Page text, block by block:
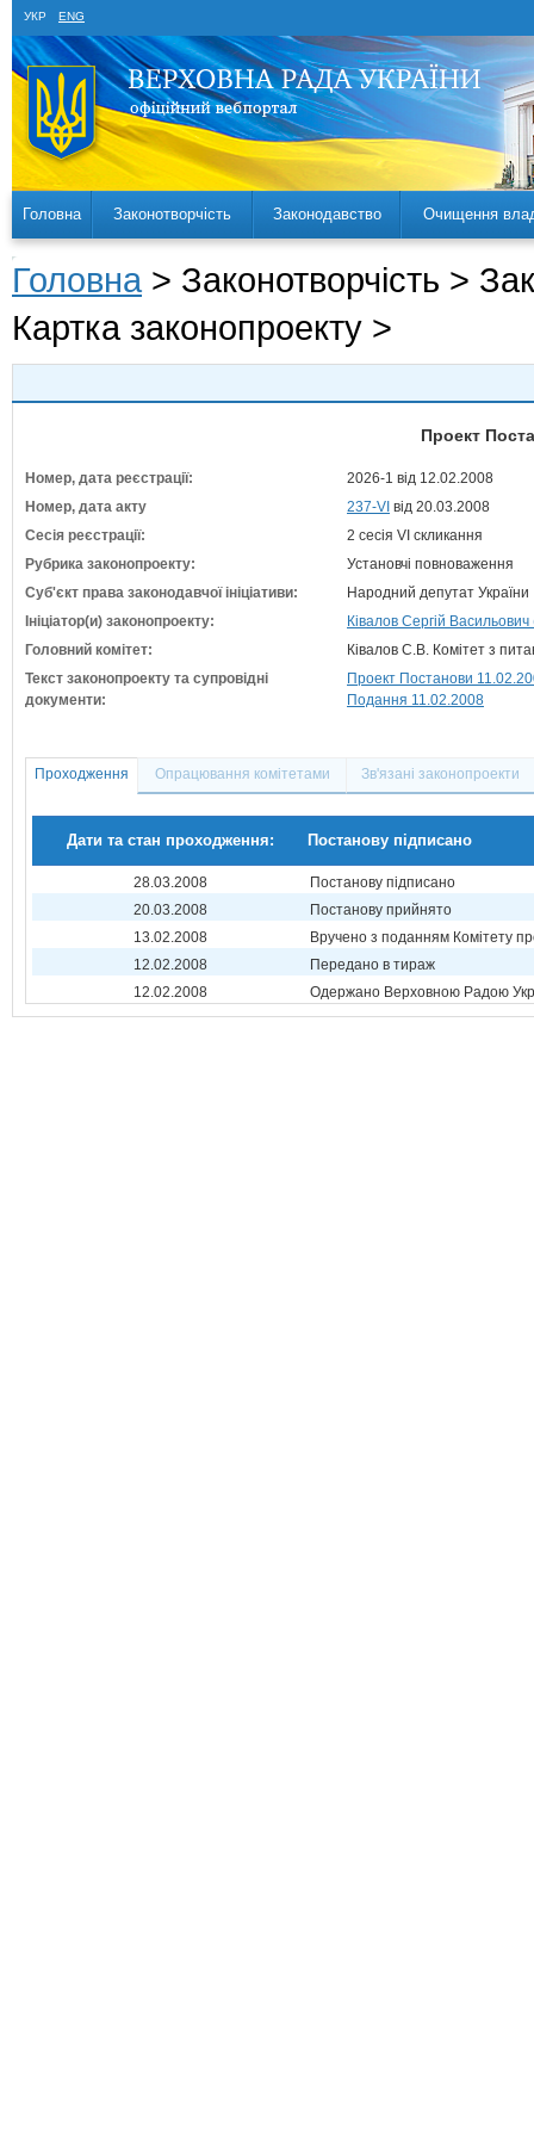
УКР ENG
Головна Законотворчість Законодавство Очищення
Головна > Законотворчість >
Картка законопроекту >
Проект
Номер, дата реєстрації:
2026-1 від 12.02.2008
Номер, дата акту
237-VI від 20.03.2008
Сесія реєстрації:
2 сесія VI скликання
Рубрика законопроекту:
Установчі повноваження
Суб'єкт права законодавчої ініціативи:
Народний депутат України
Ініціатор(и) законопроекту:
Ківалов Сергій
Головний комітет:
Ківалов С.В. Комітет з
Текст законопроекту та супровідні
документи:
Проект Постанови
Подання 11.02.2008
Проходження Опрацювання комітетами Зв'язані законопроекти
Дати та стан проходження: Постанову підписано
28.03.2008
Постанову підписано
20.03.2008
Постанову прийнято
13.02.2008
Вручено з поданням Комітету
12.02.2008
Передано в тираж
12.02.2008
Одержано Верховною Радою